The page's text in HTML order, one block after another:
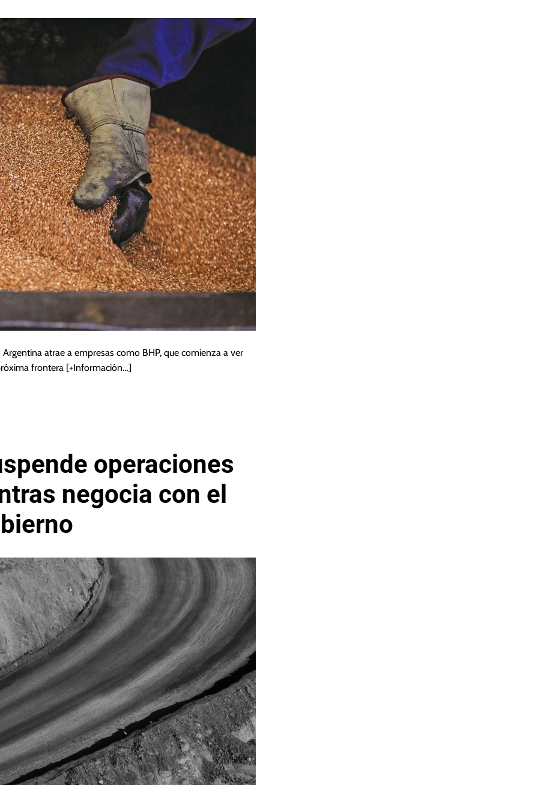
atrae a empresas como BHP, que comienza a ver
frontera [+Información…]
operaciones
negocia con el